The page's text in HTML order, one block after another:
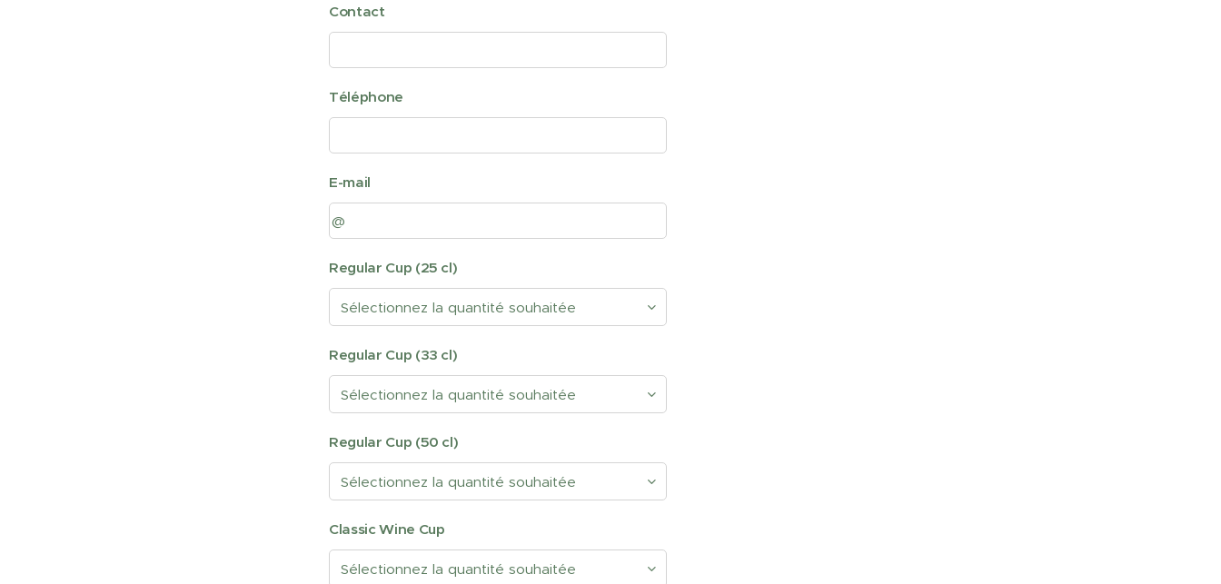
Contact
Téléphone
E-mail
Regular Cup (25 cl)
Regular Cup (33 cl)
Regular Cup (50 cl)
Classic Wine Cup